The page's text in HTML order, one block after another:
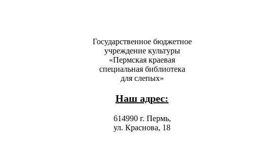
Государственное бюджетное
учреждение культуры
«Пермская краевая
специальная библиотека
для слепых»
Наш адрес:
614990 г. Пермь,
ул. Краснова, 18